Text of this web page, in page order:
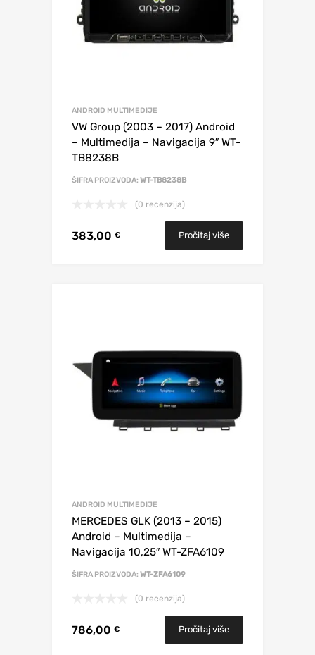
ANDROID MULTIMEDIJE
VW Group (2003 – 2017) Android
– Multimedija – Navigacija 9″ WT-
TB8238B
ŠIFRA PROIZVODA: WT-TB8238B
(0 recenzija)
383,00 € Pročitaj više
ANDROID MULTIMEDIJE
MERCEDES GLK (2013 – 2015)
Android – Multimedija –
Navigacija 10,25″ WT-ZFA6109
ŠIFRA PROIZVODA: WT-ZFA6109
(0 recenzija)
786,00 € Pročitaj više